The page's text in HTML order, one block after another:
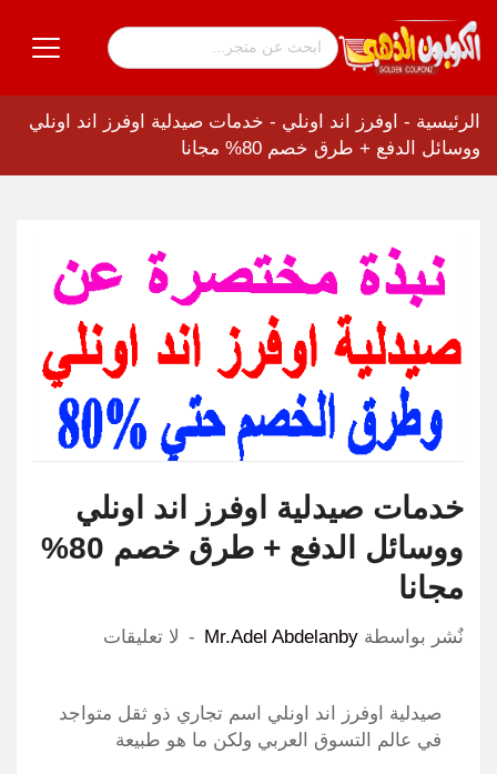
الرئيسية - اوفرز اند اونلي - خدمات صيدلية اوفرز اند اونلي
ووسائل الدفع + طرق خصم 80% مجانا
خدمات صيدلية اوفرز اند اونلي
ووسائل الدفع + طرق خصم 80%
مجانا
نٌشر بواسطة Mr.Adel Abdelanby لا تعليقات
صيدلية اوفرز اند اونلي اسم تجاري ذو ثقل متواجد
في عالم التسوق العربي ولكن ما هو طبيعة